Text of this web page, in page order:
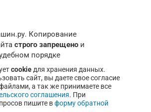
Копирование
строго запрещено и
порядке
cookieдля хранения данных.
сайт, вы даете свое согласие
а так же принимаете все
соглашения. При
пишите вформу обратной